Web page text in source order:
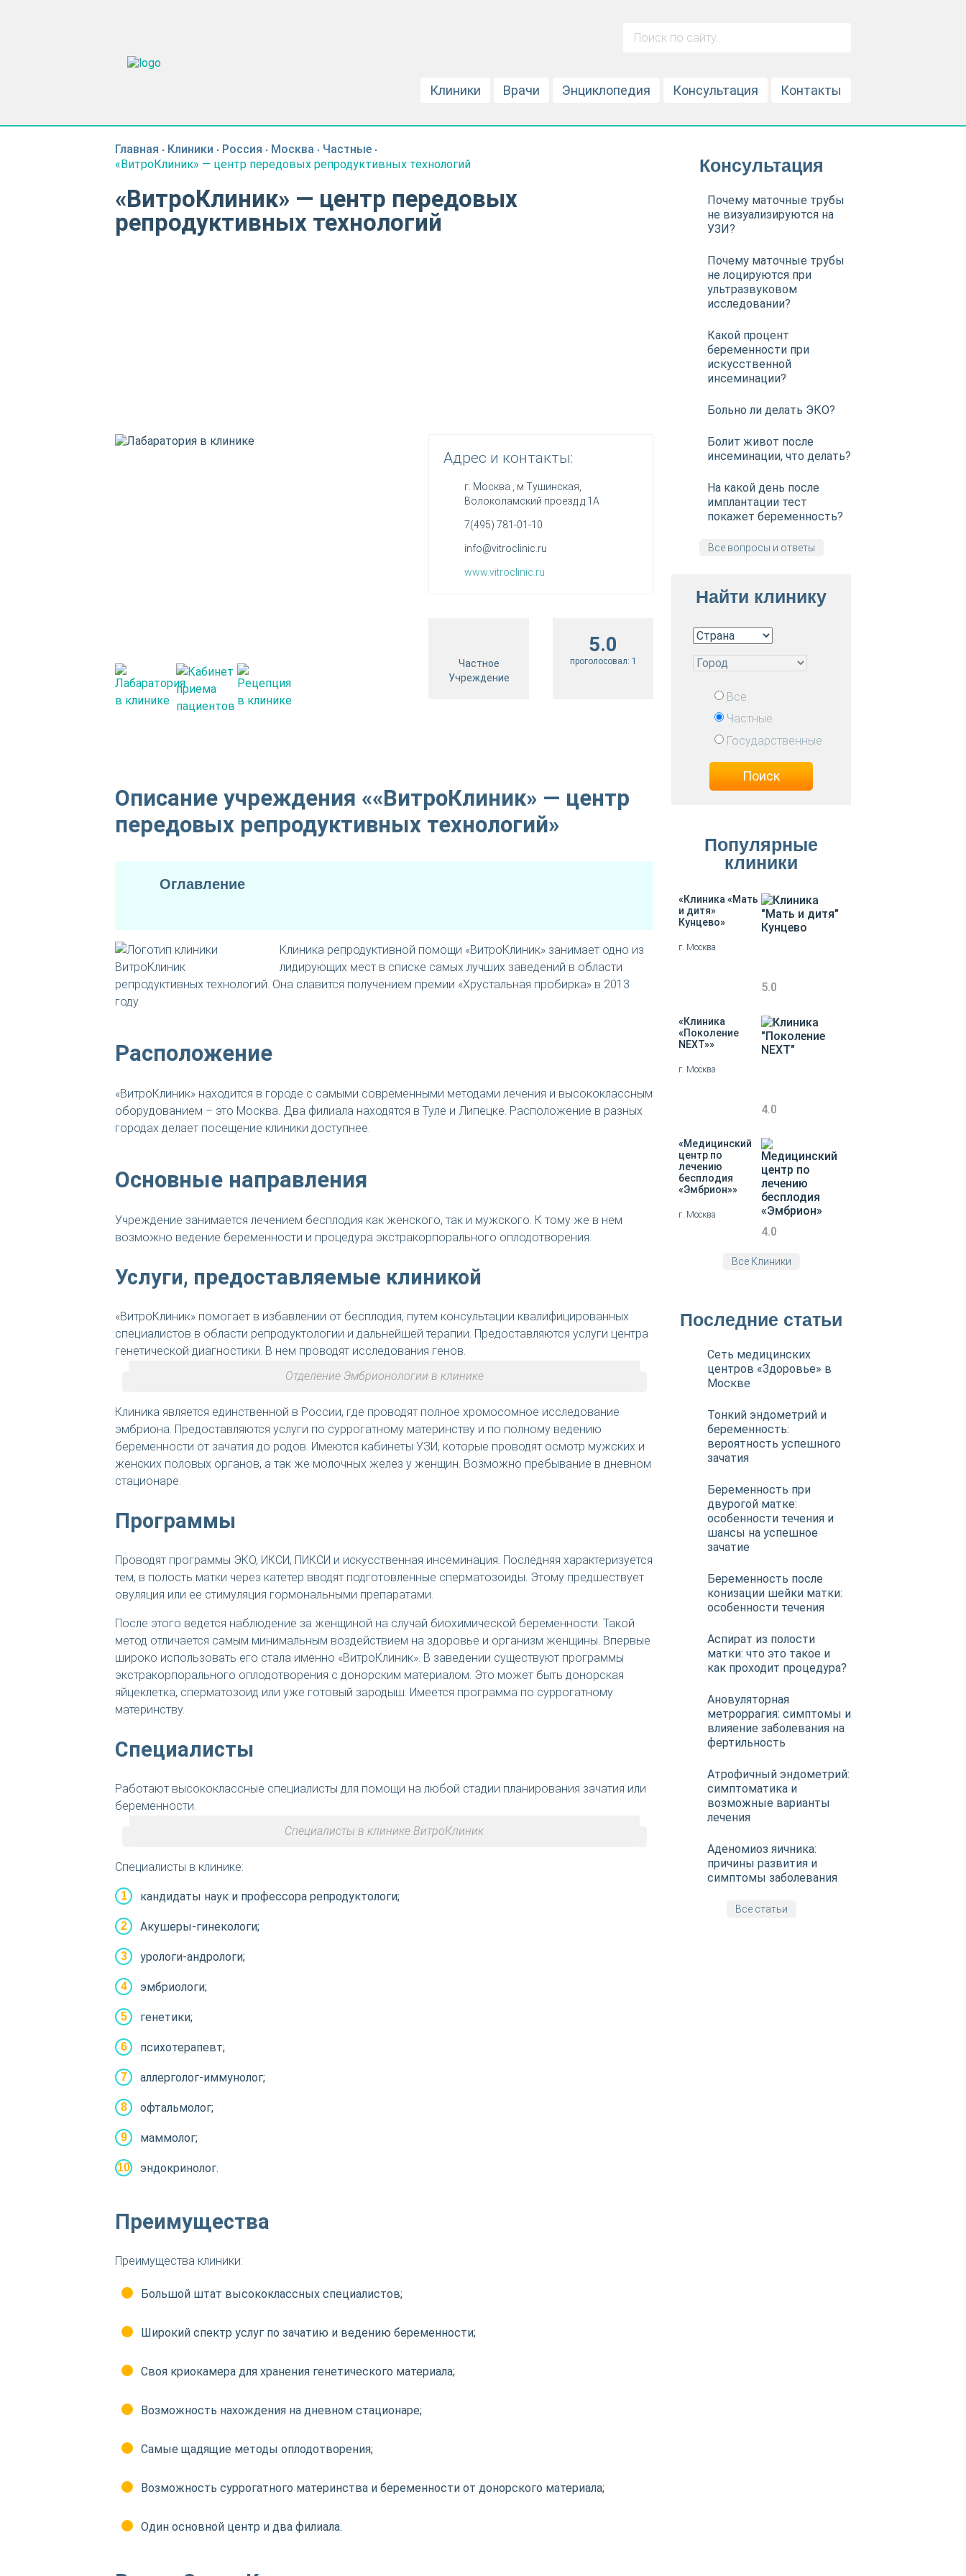
Клиники Врачи Энциклопедия Консультация Контакты
Главная Клиники Россия Москва
Частные
«ВитроКлиник» — центр передовых репродуктивных технологий
«ВитроКлиник» — центр передовых
репродуктивных технологий
Адрес и контакты:
г. Москва
, м.Тушинская,
Волоколамский проезд д.1А
7(495) 781-01-10
info@vitroclinic.ru
www.vitroclinic.ru
Частное
Учреждение
5.0
проголосовал: 1
Описание учреждения ««ВитроКлиник» — центр
передовых репродуктивных технологий»
Оглавление
Клиника репродуктивной помощи «ВитроКлиник» занимает одно из
лидирующих мест в списке самых лучших заведений в области
репродуктивных технологий. Она славится получением премии «Хрустальная пробирка» в 2013
году.
Расположение
«ВитроКлиник» находится в городе с самыми современными методами лечения и высококлассным
оборудованием – это Москва. Два филиала находятся в Туле и Липецке. Расположение в разных
городах делает посещение клиники доступнее.
Основные направления
Учреждение занимается лечением бесплодия как женского, так и мужского. К тому же в нем
возможно ведение беременности и процедура экстракорпорального оплодотворения.
Услуги, предоставляемые клиникой
«ВитроКлиник» помогает в избавлении от бесплодия, путем консультации квалифицированных
специалистов в области репродуктологии и дальнейшей терапии. Предоставляются услуги центра
генетической диагностики. В нем проводят исследования генов.
Отделение Эмбрионологии в клинике
Клиника является единственной в России, где проводят полное хромосомное исследование
эмбриона. Предоставляются услуги по суррогатному материнству и по полному ведению
беременности от зачатия до родов. Имеются кабинеты УЗИ, которые проводят осмотр мужских и
женских половых органов, а так же молочных желез у женщин. Возможно пребывание в дневном
стационаре.
Программы
Проводят программы ЭКО, ИКСИ, ПИКСИ и искусственная инсеминация. Последняя характеризуется
тем, в полость матки через катетер вводят подготовленные сперматозоиды. Этому предшествует
овуляция или ее стимуляция гормональными препаратами.
После этого ведется наблюдение за женщиной на случай биохимической беременности. Такой
метод отличается самым минимальным воздействием на здоровье и организм женщины. Впервые
широко использовать его стала именно «ВитроКлиник». В заведении существуют программы
экстракорпорального оплодотворения с донорским материалом. Это может быть донорская
яйцеклетка, сперматозоид или уже готовый зародыш. Имеется программа по суррогатному
материнству.
Специалисты
Работают высококлассные специалисты для помощи на любой стадии планирования зачатия или
беременности.
Специалисты в клинике ВитроКлиник
Специалисты в клинике:
кандидаты наук и профессора репродуктологи;
Акушеры-гинекологи;
урологи-андрологи;
эмбриологи;
генетики;
психотерапевт;
аллерголог-иммунолог;
офтальмолог;
маммолог;
эндокринолог.
Преимущества
Преимущества клиники:
Большой штат высококлассных специалистов;
Широкий спектр услуг по зачатию и ведению беременности;
Своя криокамера для хранения генетического материала;
Возможность нахождения на дневном стационаре;
Самые щадящие методы оплодотворения;
Возможность суррогатного материнства и беременности от донорского материала;
Один основной центр и два филиала.
Консультация
Почему маточные трубы
не визуализируются на
УЗИ?
Почему маточные трубы
не лоцируются при
ультразвуковом
исследовании?
Какой процент
беременности при
искусственной
инсеминации?
Больно ли делать ЭКО?
Болит живот после
инсеминации, что делать?
На какой день после
имплантации тест
покажет беременность?
Все вопросы и ответы
Найти клинику
Все
Частные
Государственные
Поиск
Популярные
клиники
5.0
«Клиника «Мать
и дитя»
Кунцево»
г. Москва
4.0
«Клиника
«Поколение
NEXT»»
г. Москва
4.0
«Медицинский
центр по
лечению
бесплодия
«Эмбрион»»
г. Москва
Все Клиники
Последние статьи
Сеть медицинских
центров «Здоровье» в
Москве
Тонкий эндометрий и
беременность:
вероятность успешного
зачатия
Беременность при
двурогой матке:
особенности течения и
шансы на успешное
зачатие
Беременность после
конизации шейки матки:
особенности течения
Аспират из полости
матки: что это такое и
как проходит процедура?
Ановуляторная
метроррагия: симптомы и
влияение заболевания на
фертильность
Атрофичный эндометрий:
симптоматика и
возможные варианты
лечения
Аденомиоз яичника:
причины развития и
симптомы заболевания
Все статьи